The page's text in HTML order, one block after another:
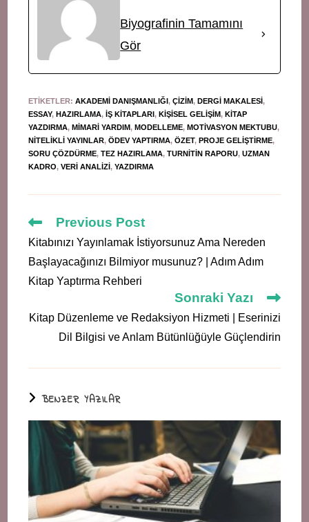
Biyografinin Tamamını
Gör
ETIKETLER:AKADEMI DANIŞMANLIĞI, ÇIZIM, DERGI MAKALESI,
ESSAY, HAZIRLAMA, IŞ KITAPLARI, KIŞISEL GELIŞIM, KITAP
YAZDIRMA, MIMARI YARDIM, MODELLEME, MOTIVASYON MEKTUBU,
NITELIKLI YAYINLAR, ÖDEV YAPTIRMA, ÖZET, PROJE GELIŞTIRME,
SORU ÇÖZDÜRME, TEZ HAZIRLAMA, TURNITIN RAPORU, UZMAN
KADRO, VERI ANALIZI, YAZDIRMA
Read
more
articles
Previous Post
Kitabınızı Yayınlamak İstiyorsunuz Ama Nereden
Başlayacağınızı Bilmiyor musunuz? | Adım Adım
Kitap Yaptırma Rehberi
Sonraki Yazı
Kitap Düzenleme ve Redaksiyon Hizmeti | Eserinizi
Dil Bilgisi ve Anlam Bütünlüğüyle Güçlendirin
BENZER YAZILAR